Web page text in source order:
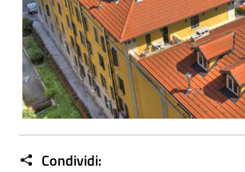
Condividi: